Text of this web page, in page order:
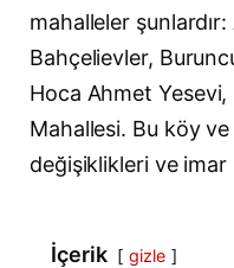
mahalleler
Bahçelievler,
Hoca Ahmet Yesevi,
Mahallesi. Bu köy
değişiklikleri ve
İçerik gizle